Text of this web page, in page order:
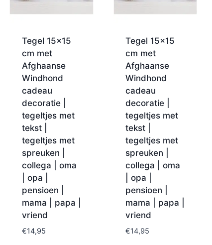
Tegel 15×15
cm met
Afghaanse
Windhond
cadeau
decoratie |
tegeltjes met
tekst |
tegeltjes met
spreuken |
collega | oma
| opa |
pensioen |
mama | papa |
vriend
€14,95
Tegel 15×15
cm met
Afghaanse
Windhond
cadeau
decoratie |
tegeltjes met
tekst |
tegeltjes met
spreuken |
collega | oma
| opa |
pensioen |
mama | papa |
vriend
€14,95